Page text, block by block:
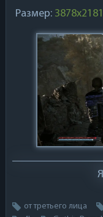
Размер: 3878x2181
от третьего лица